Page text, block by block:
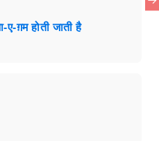
ए-ग़म होती जाती है